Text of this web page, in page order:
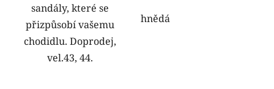
sandály, které se
přizpůsobí vašemu
chodidlu. Doprodej,
vel.43, 44.
hnědá